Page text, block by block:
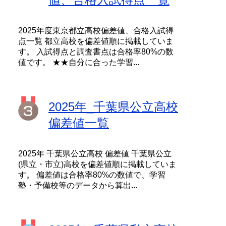
2025年度東京都立高校偏差値、合格入試得
点一覧 都立高校を偏差値順に掲載していま
す。 入試得点と調査書点は合格率80%の数
値です。 ★★自分に合った学習...
2025年_千葉県公立高校
偏差値一覧
2025年 千葉県公立高校 偏差値 千葉県公立
(県立・市立)高校を偏差値順に掲載していま
す。 偏差値は合格率80%の数値で、学習
塾・予備校等のデータから算出...